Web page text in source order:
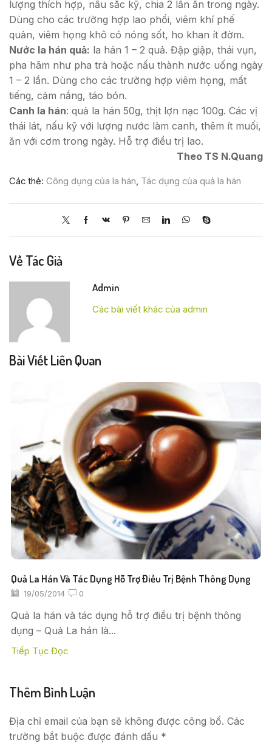
lượng thích hợp, nấu sắc kỹ, chia 2 lần ăn trong ngày.
Dùng cho các trường hợp lao phổi, viêm khí phế
quản, viêm họng khô có nóng sốt, ho khan ít đờm.
Nước la hán quả: la hán 1 – 2 quả. Đập giập, thái vụn,
pha hãm như pha trà hoặc nấu thành nước uống ngày
1 – 2 lần. Dùng cho các trường hợp viêm họng, mất
tiếng, cảm nắng, táo bón.
Canh la hán: quả la hán 50g, thịt lợn nạc 100g. Các vị
thái lát, nấu kỹ với lượng nước làm canh, thêm ít muối,
ăn với cơm trong ngày. Hỗ trợ điều trị lao.
Theo TS N.Quang
Các thẻ: Công dụng của la hán, Tác dụng của quả la hán
Về Tác Giả
Admin
Các bài viết khác của admin
Bài Viết Liên Quan
Quả La Hán Và Tác Dụng Hỗ Trợ Điều Trị Bệnh Thông Dụng
19/05/2014 0
Quả la hán và tác dụng hỗ trợ điều trị bệnh thông
dụng – Quả La hán là...
Tiếp Tục Đọc
Thêm Bình Luận
Địa chỉ email của bạn sẽ không được công bố. Các
trường bắt buộc được đánh dấu *